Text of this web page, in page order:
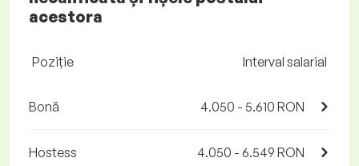
acestora
Poziţie Interval salarial
Bonă 4.050 - 5.610 RON
Hostess 4.050 - 6.549 RON